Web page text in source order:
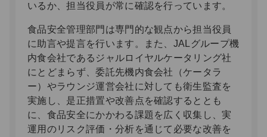
いるか、担当役員が常に確認を行っています。
食品安全管理部門は専門的な観点から担当役員
に助言や提言を行います。また、JALグループ機
内食会社であるジャルロイヤルケータリング社
にとどまらず、委託先機内食会社（ケータラ
ー）やラウンジ運営会社に対しても衛生監査を
実施し、是正措置や改善点を確認するととも
に、食品安全にかかわる課題を広く収集し、実
運用のリスク評価・分析を通じて必要な改善を